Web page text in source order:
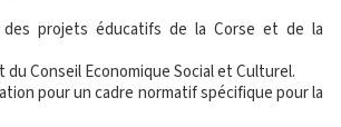
des projets éducatifs de la Corse et de la
du Conseil Economique Social et Culturel.
pour un cadre normatif spécifique pour la